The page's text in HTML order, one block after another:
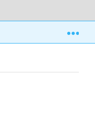
1: Muestreo y datos